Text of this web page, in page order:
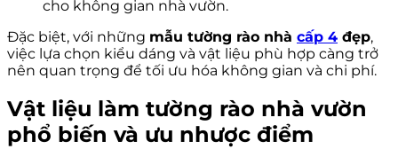
cho không gian nhà vườn.
Đặc biệt, với những mẫu tường rào nhà cấp 4 đẹp,
việc lựa chọn kiểu dáng và vật liệu phù hợp càng trở
nên quan trọng để tối ưu hóa không gian và chi phí.
Vật liệu làm tường rào nhà vườn
phổ biến và ưu nhược điểm